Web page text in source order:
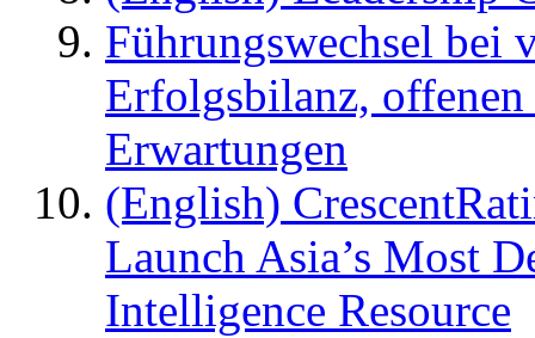
Führungswechsel bei
Erfolgsbilanz,
Erwartungen
(English)
Launch Asia’s Most
Intelligence Resource